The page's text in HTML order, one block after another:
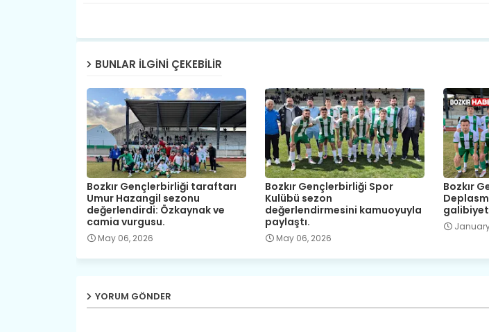
BUNLAR ILGINI ÇEKEBILIR
Bozkır Gençlerbirliği taraftarı
Umur Hazangil sezonu
değerlendirdi: Özkaynak ve
camia vurgusu.
May 06, 2026
Bozkır Gençlerbirliği Spor
Kulübü sezon
değerlendirmesini kamuoyuyla
paylaştı.
May 06, 2026
Bozkır
YORUM GÖNDER